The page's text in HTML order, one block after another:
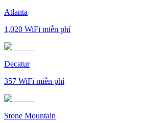
Atlanta
1,020 WiFi miễn phí
Decatur
357 WiFi miễn phí
Stone Mountain